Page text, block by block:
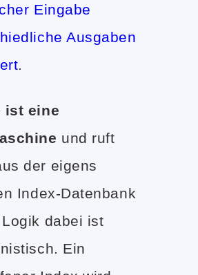
Eingabe
Ausgaben
.
ist eine
und ruft
der eigens
Index-Datenbank
dabei ist
Ein